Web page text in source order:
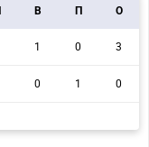
В П О
1 0 3
0 1 0